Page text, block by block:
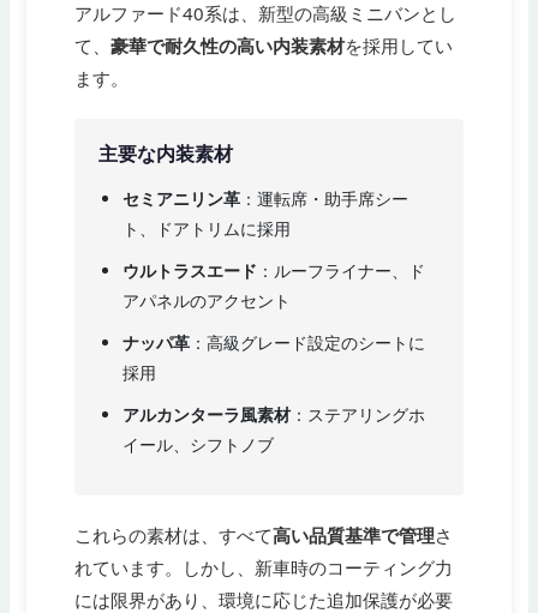
アルファード40系は、新型の高級ミニバンとし
て、豪華で耐久性の高い内装素材を採用してい
ます。
主要な内装素材
セミアニリン革 ：運転席・助手席シー
ト、ドアトリムに採用
ウルトラスエード ：ルーフライナー、ド
アパネルのアクセント
ナッパ革 ：高級グレード設定のシートに
採用
アルカンターラ風素材 ：ステアリングホ
イール、シフトノブ
これらの素材は、すべて高い品質基準で管理さ
れています。しかし、新車時のコーティング力
には限界があり、環境に応じた追加保護が必要